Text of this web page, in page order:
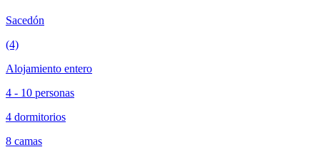
Sacedón
(4)
Alojamiento entero
4 - 10 personas
4 dormitorios
8 camas